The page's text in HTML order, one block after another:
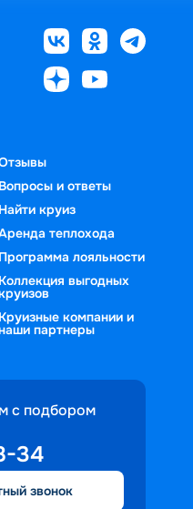
Вопросы и ответы
Найти круиз
теплохода
Программа лояльности
Коллекция выгодных
Круизные компании и
партнеры
с подбором
34
звонок